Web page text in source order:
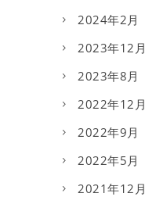
2024年2月
2023年12月
2023年8月
2022年12月
2022年9月
2022年5月
2021年12月